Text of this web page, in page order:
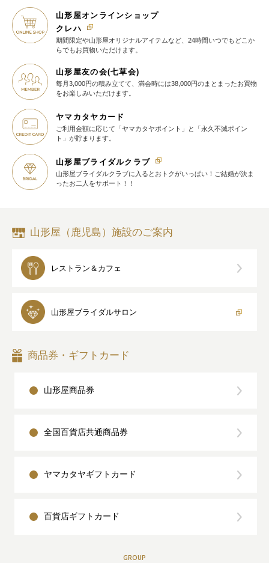
山形屋オンラインショップ
クレハ
期間限定や山形屋オリジナルアイテムなど、24時間いつでもどこか
らでもお買物いただけます。
山形屋友の会(七草会)
毎月3,000円の積み立てて、満会時には38,000円のまとまったお買物
をお楽しみいただけます。
ヤマカタヤカード
ご利用金額に応じて 「ヤマカタヤポイント」と
「永久不滅ポイン
ト」が貯まります。
山形屋ブライダルクラブ
山形屋ブライダルクラブに入ると おトクがいっぱい！ ご結婚が決ま
ったお二人をサポート！！
山形屋（鹿児島）施設のご案内
レストラン＆カフェ
山形屋ブライダルサロン
商品券・ギフトカード
山形屋商品券
全国百貨店共通商品券
ヤマカタヤギフトカード
百貨店ギフトカード
GROUP